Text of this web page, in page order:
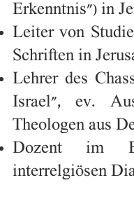
Erkenntnis") in
Leiter von
Schriften in
Lehrer des
Israel", ev.
Theologen aus
Dozent im
interrelgiösen